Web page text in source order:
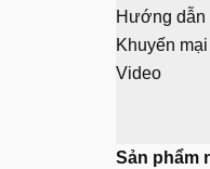
Hướng dẫn
Khuyến mại
Video
Sản phẩm